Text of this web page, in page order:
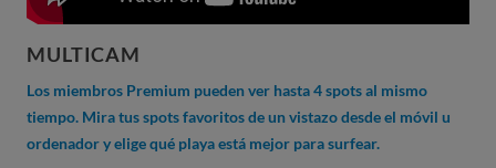
MULTICAM
Los miembros Premium pueden ver hasta 4 spots al mismo
tiempo. Mira tus spots favoritos de un vistazo desde el móvil u
ordenador y elige qué playa está mejor para surfear.